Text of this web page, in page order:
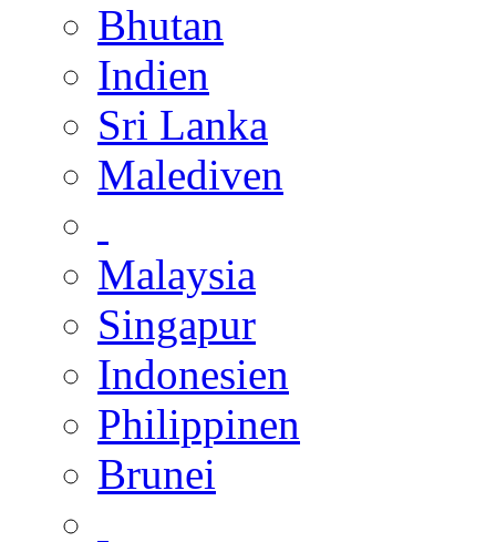
Bhutan
Indien
Sri Lanka
Malediven
Malaysia
Singapur
Indonesien
Philippinen
Brunei